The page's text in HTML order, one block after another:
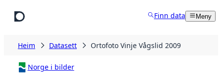
Finn data Meny
Heim Datasett Ortofoto Vinje Vågslid 2009
Norge i bilder